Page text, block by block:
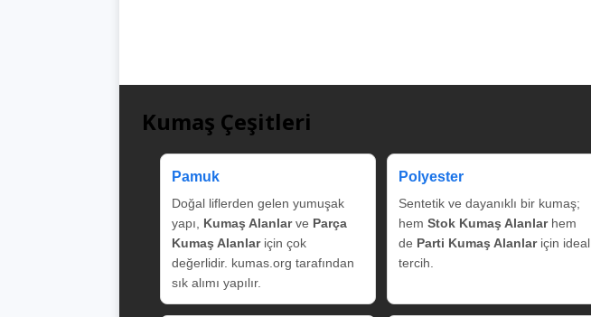
Kumaş Çeşitleri
Pamuk
Doğal liflerden gelen yumuşak
yapı, Kumaş Alanlarve Parça
Kumaş Alanlariçin çok
değerlidir. kumas.org tarafından
sık alımı yapılır.
Polyester
Sentetik ve dayanıklı bir kumaş;
hem Stok Kumaş Alanlarhem
de Parti Kumaş Alanlariçin ideal
tercih.